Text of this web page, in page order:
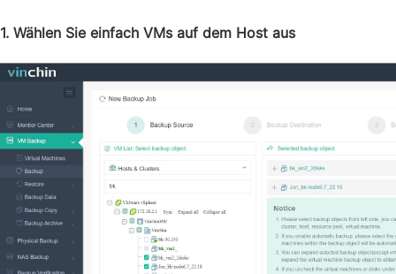
1. Wählen Sie einfach VMs auf dem Host aus